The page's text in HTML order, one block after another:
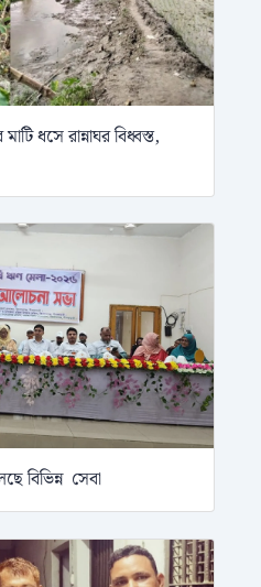
ধসে রান্নাঘর বিধ্বস্ত,
বিভিন্ন সেবা